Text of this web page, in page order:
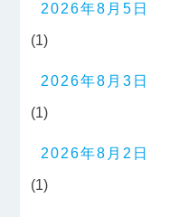
2026年8月5日
(1)
2026年8月3日
(1)
2026年8月2日
(1)